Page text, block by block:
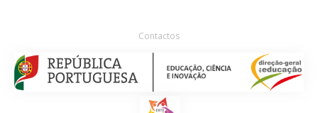
Contactos